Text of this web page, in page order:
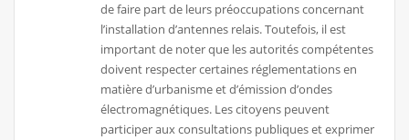
de faire part de leurs préoccupations concernant
l’installation d’antennes relais. Toutefois, il est
important de noter que les autorités compétentes
doivent respecter certaines réglementations en
matière d’urbanisme et d’émission d’ondes
électromagnétiques. Les citoyens peuvent
participer aux consultations publiques et exprimer